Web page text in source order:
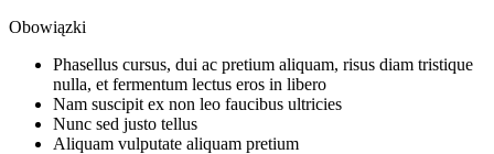
Obowiązki
Phasellus cursus, dui ac pretium aliquam, risus diam tristique
nulla, et fermentum lectus eros in libero
Nam suscipit ex non leo faucibus ultricies
Nunc sed justo tellus
Aliquam vulputate aliquam pretium